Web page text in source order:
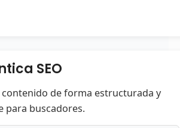
SEO
contenido de forma estructurada y
para buscadores.